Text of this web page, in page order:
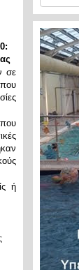
σε
ή